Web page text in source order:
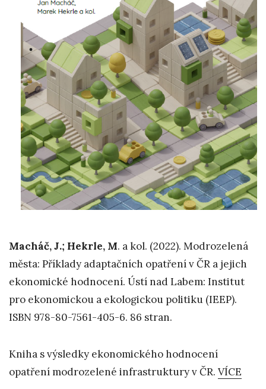
Macháč, J.; Hekrle, M. a kol. (2022). Modrozelená
města: Příklady adaptačních opatření v ČR a jejich
ekonomické hodnocení. Ústí nad Labem: Institut
pro ekonomickou a ekologickou politiku (IEEP).
ISBN 978-80-7561-405-6. 86 stran.
Kniha s výsledky ekonomického hodnocení
opatření modrozelené infrastruktury v ČR. VÍCE